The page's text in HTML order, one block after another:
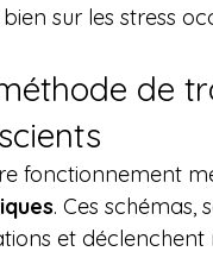
sur les stress
de
fonctionnement
. Ces schémas,
et déclenchent